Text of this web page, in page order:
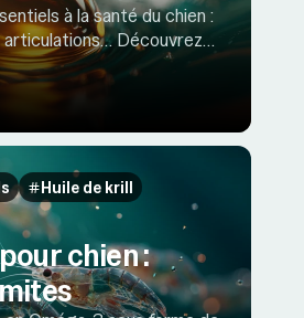
à la santé du chien :
articulations… Découvrez
sources naturelles.
Huile de krill
chien :